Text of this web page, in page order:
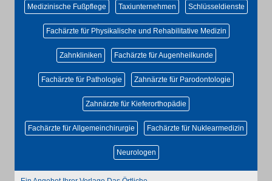
Medizinische Fußpflege Taxiunternehmen Schlüsseldienste
Fachärzte für Physikalische und Rehabilitative Medizin
Zahnkliniken Fachärzte für Augenheilkunde
Fachärzte für Pathologie Zahnärzte für Parodontologie
Zahnärzte für Kieferorthopädie
Fachärzte für Allgemeinchirurgie Fachärzte für Nuklearmedizin
Neurologen